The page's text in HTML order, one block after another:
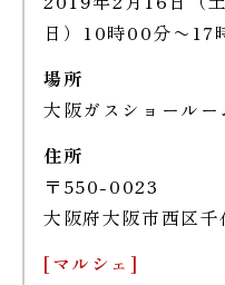
日）10時00分〜17
場所
大阪ガスショール
住所
〒550-0023
大阪府大阪市西区
[マルシェ]